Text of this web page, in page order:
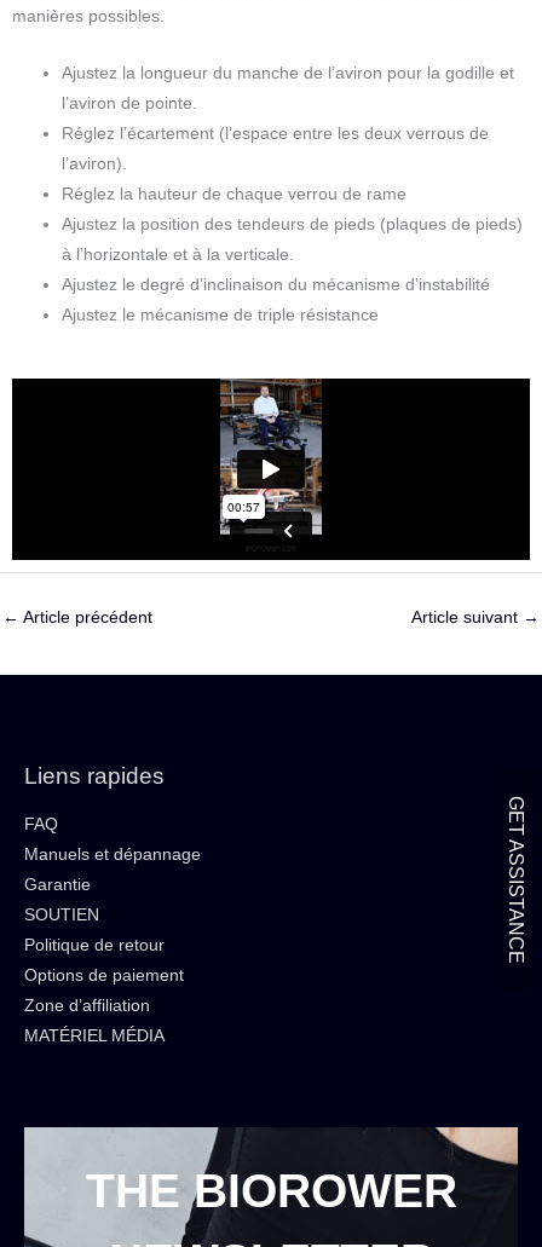
manières possibles.
Ajustez la longueur du manche de l’aviron pour la godille et
l’aviron de pointe.
Réglez l’écartement (l’espace entre les deux verrous de
l’aviron).
Réglez la hauteur de chaque verrou de rame
Ajustez la position des tendeurs de pieds (plaques de pieds)
à l’horizontale et à la verticale.
Ajustez le degré d’inclinaison du mécanisme d’instabilité
Ajustez le mécanisme de triple résistance
← Article précédent Article suivant →
Liens rapides
FAQ
Manuels et dépannage
Garantie
SOUTIEN
Politique de retour
Options de paiement
Zone d’affiliation
MATÉRIEL MÉDIA
THE BIOROWER
GET ASSISTANCE